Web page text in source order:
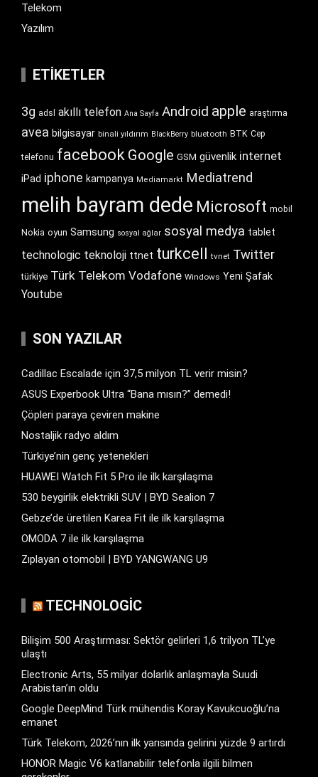
Telekom
Yazılım
ETIKETLER
3g adsl akıllı telefon Ana Sayfa Android apple araştırma
avea bilgisayar binali yıldırım BlackBerry bluetooth BTK Cep
telefonu facebook Google GSM güvenlik internet
iPad iphone kampanya Mediamarkt Mediatrend
melih bayram dede Microsoft mobil
Nokia oyun Samsung sosyal ağlar sosyal medya tablet
technologic teknoloji ttnet turkcell tvnet Twitter
türkiye Türk Telekom Vodafone Windows Yeni Şafak
Youtube
SON YAZILAR
Cadillac Escalade için 37,5 milyon TL verir misin?
ASUS Experbook Ultra “Bana mısın?” demedi!
Çöpleri paraya çeviren makine
Nostaljik radyo aldım
Türkiye’nin genç yetenekleri
HUAWEI Watch Fit 5 Pro ile ilk karşılaşma
530 beygirlik elektrikli SUV | BYD Sealion 7
Gebze’de üretilen Karea Fit ile ilk karşılaşma
OMODA 7 ile ilk karşılaşma
Zıplayan otomobil | BYD YANGWANG U9
TECHNOLOGIC
Bilişim 500 Araştırması: Sektör gelirleri 1,6 trilyon TL’ye
ulaştı
Electronic Arts, 55 milyar dolarlık anlaşmayla Suudi
Arabistan’ın oldu
Google DeepMind Türk mühendis Koray Kavukcuoğlu’na
emanet
Türk Telekom, 2026’nın ilk yarısında gelirini yüzde 9 artırdı
HONOR Magic V6 katlanabilir telefonla ilgili bilmen